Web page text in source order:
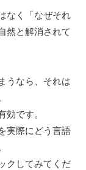
なく「なぜそれ
然と解消されて
うなら、それは
です。
実際にどう言語
クしてみてくだ